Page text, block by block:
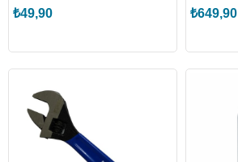
₺49,90 ₺649,90